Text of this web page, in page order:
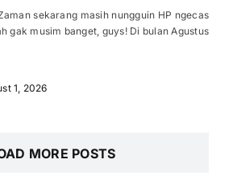
sekarang masih nungguin HP ngecas
gak musim banget, guys! Di bulan Agustus
1, 2026
MORE POSTS